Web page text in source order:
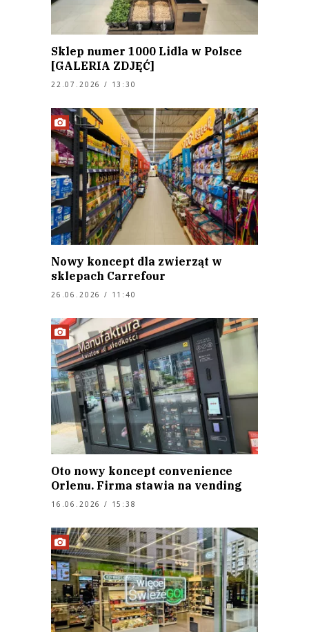
Sklep numer 1000 Lidla w Polsce
[GALERIA ZDJĘĆ]
22.07.2026 / 13:30
Nowy koncept dla zwierząt w
sklepach Carrefour
26.06.2026 / 11:40
Oto nowy koncept convenience
Orlenu. Firma stawia na vending
16.06.2026 / 15:38